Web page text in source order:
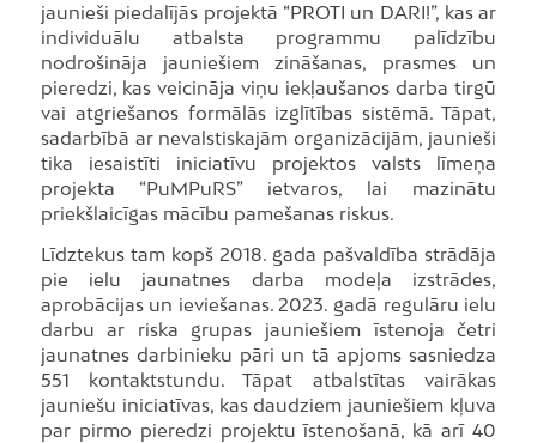
jaunieši piedalījās projektā “PROTI un DARI!”, kas ar
individuālu atbalsta programmu palīdzību
nodrošināja jauniešiem zināšanas, prasmes un
pieredzi, kas veicināja viņu iekļaušanos darba tirgū
vai atgriešanos formālās izglītības sistēmā. Tāpat,
sadarbībā ar nevalstiskajām organizācijām, jaunieši
tika iesaistīti iniciatīvu projektos valsts līmeņa
projekta “PuMPuRS” ietvaros, lai mazinātu
priekšlaicīgas mācību pamešanas riskus.
Līdztekus tam kopš 2018. gada pašvaldība strādāja
pie ielu jaunatnes darba modeļa izstrādes,
aprobācijas un ieviešanas. 2023. gadā regulāru ielu
darbu ar riska grupas jauniešiem īstenoja četri
jaunatnes darbinieku pāri un tā apjoms sasniedza
551 kontaktstundu. Tāpat atbalstītas vairākas
jauniešu iniciatīvas, kas daudziem jauniešiem kļuva
par pirmo pieredzi projektu īstenošanā, kā arī 40